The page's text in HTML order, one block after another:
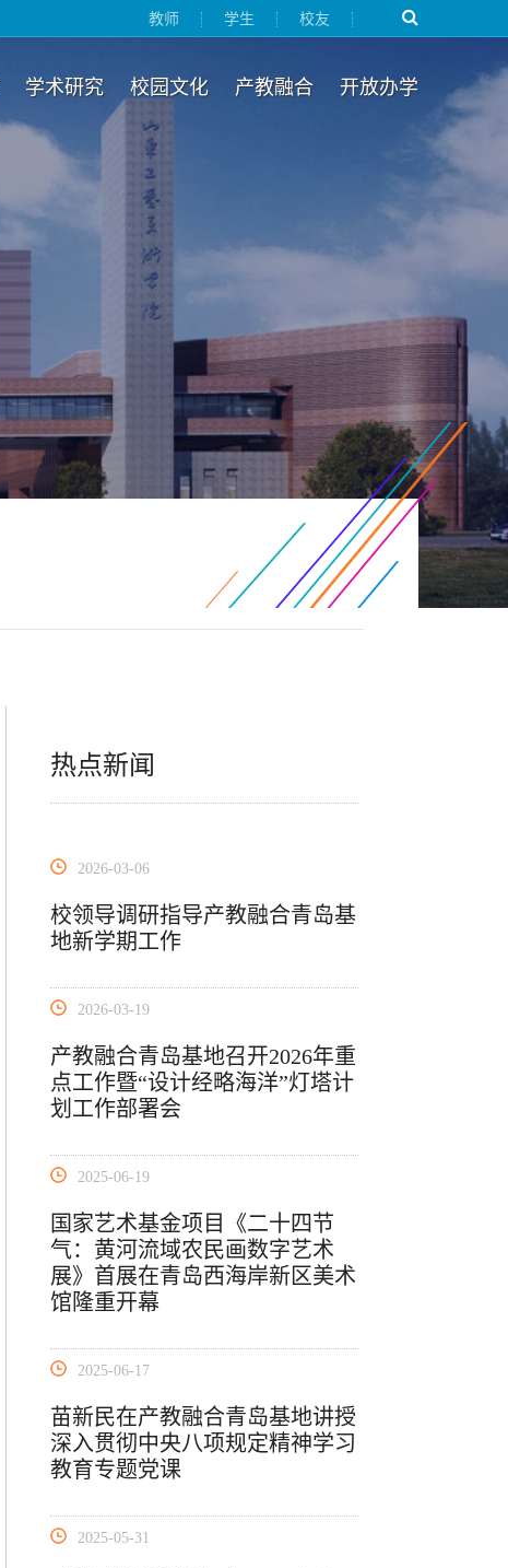
教师 学生 校友
学术研究 校园文化 产教融合 开放办学
热点新闻
2026-03-06
校领导调研指导产教融合青岛基
地新学期工作
2026-03-19
产教融合青岛基地召开2026年重
点工作暨“设计经略海洋”灯塔计
划工作部署会
2025-06-19
国家艺术基金项目《二十四节
气：黄河流域农民画数字艺术
展》首展在青岛西海岸新区美术
馆隆重开幕
2025-06-17
苗新民在产教融合青岛基地讲授
深入贯彻中央八项规定精神学习
教育专题党课
2025-05-31